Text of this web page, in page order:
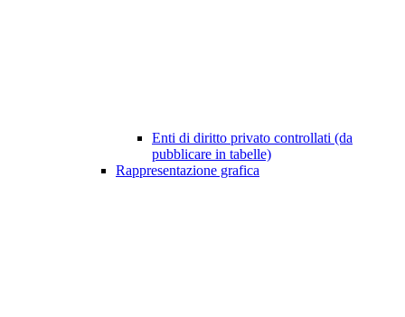
Enti di diritto privato controllati (da
pubblicare in tabelle)
Rappresentazione grafica